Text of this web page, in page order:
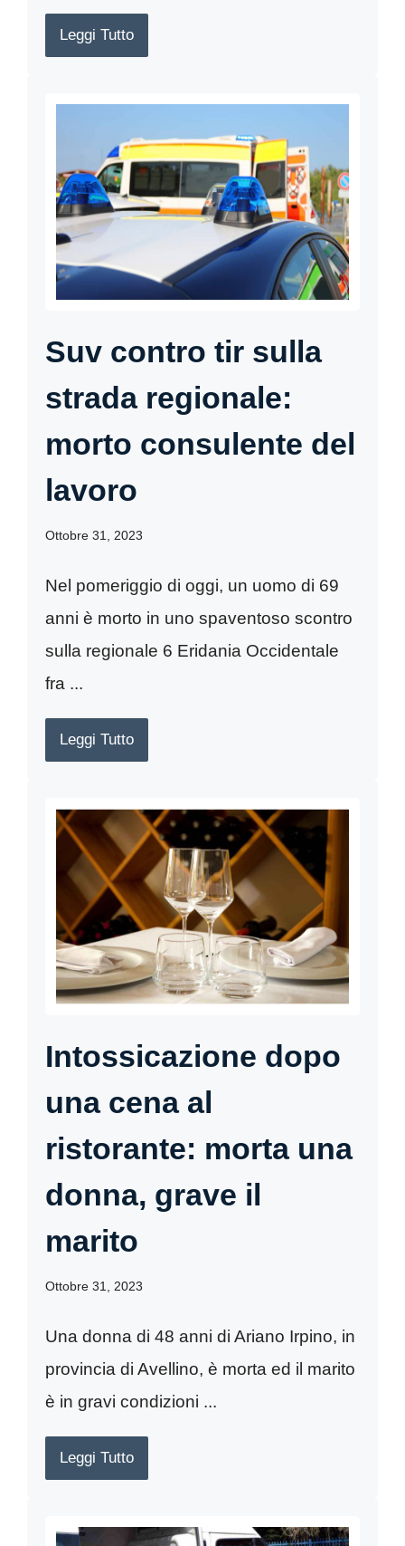
Leggi Tutto
Suv contro tir sulla
strada regionale:
morto consulente del
lavoro
Ottobre 31, 2023
Nel pomeriggio di oggi, un uomo di 69
anni è morto in uno spaventoso scontro
sulla regionale 6 Eridania Occidentale
fra ...
Leggi Tutto
Intossicazione dopo
una cena al
ristorante: morta una
donna, grave il
marito
Ottobre 31, 2023
Una donna di 48 anni di Ariano Irpino, in
provincia di Avellino, è morta ed il marito
è in gravi condizioni ...
Leggi Tutto